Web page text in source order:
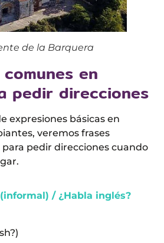
de la Barquera
en
pedir direcciones
expresiones básicas en
veremos frases
para pedir direcciones cuando
/ ¿Habla inglés?